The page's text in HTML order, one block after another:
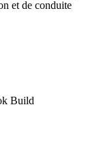
et de conduite
Build